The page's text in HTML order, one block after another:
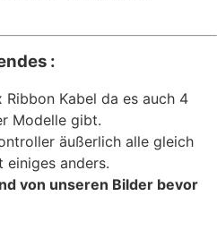
:
Kabel da es auch 4
Modelle gibt.
äußerlich alle gleich
einiges anders.
von unseren Bilder bevor